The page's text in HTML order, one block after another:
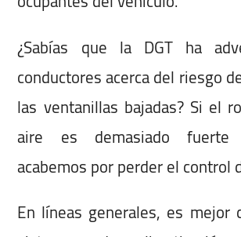
¿Sabías que la DGT ha
conductores acerca del riesgo
las ventanillas bajadas? Si el
aire es demasiado
acabemos por perder el control
En líneas generales, es mejor